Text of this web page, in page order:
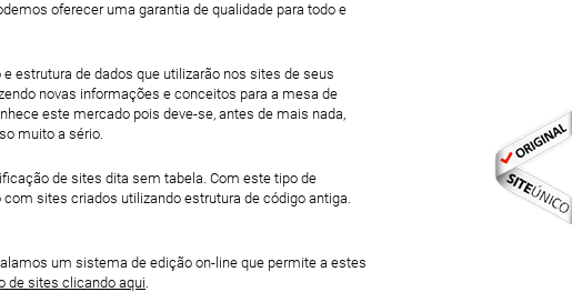
oferecer uma garantia de qualidade para todo e
estrutura de dados que utilizarão nos sites de seus
novas informações e conceitos para a mesa de
este mercado pois deve-se, antes de mais nada,
muito a sério.
de sites dita sem tabela. Com este tipo de
sites criados utilizando estrutura de código antiga.
um sistema de edição on-line que permite a estes
de sites clicando aqui.